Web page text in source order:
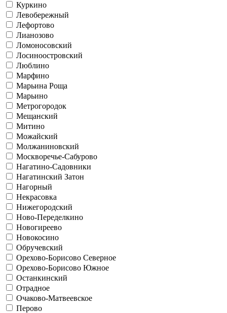
Куркино
Левобережный
Лефортово
Лианозово
Ломоносовский
Лосиноостровский
Люблино
Марфино
Марьина Роща
Марьино
Метрогородок
Мещанский
Митино
Можайский
Молжаниновский
Москворечье-Сабурово
Нагатино-Садовники
Нагатинский Затон
Нагорный
Некрасовка
Нижегородский
Ново-Переделкино
Новогиреево
Новокосино
Обручевский
Орехово-Борисово Северное
Орехово-Борисово Южное
Останкинский
Отрадное
Очаково-Матвеевское
Перово